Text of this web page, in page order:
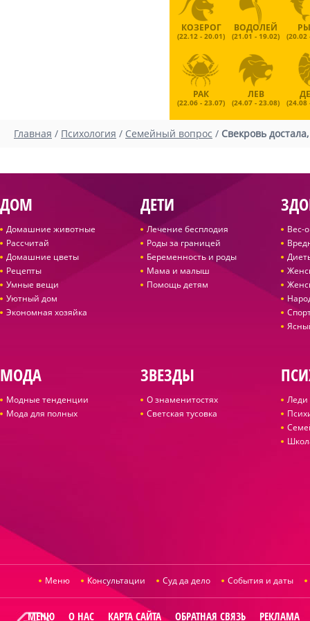
КОЗЕРОГ
(22.12 - 20.01)
ВОДОЛЕЙ
(21.01 - 19.02) (20.02
РАК
(22.06 - 23.07)
ЛЕВ
(24.07 - 23.08) (24.08
Главная / Психология / Семейный вопрос / Свекровь
ДОМ
Домашние животные
Рассчитай
Домашние цветы
Рецепты
Умные вещи
Уютный дом
Экономная хозяйка
ДЕТИ
Лечение бесплодия
Роды за границей
Беременность и роды
Мама и малыш
Помощь детям
Вес-
МОДА
Модные тенденции
Мода для полных
ЗВЕЗДЫ
О знаменитостях
Светская тусовка
Леди
Меню Консультации Суд да дело События и даты
МЕНЮ О НАС КАРТА САЙТА ОБРАТНАЯ СВЯЗЬ РЕКЛАМА